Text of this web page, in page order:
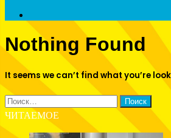
for
Nothing Found
It seems we can’t find what you’re
Найти:
ЧИТАЕМОЕ